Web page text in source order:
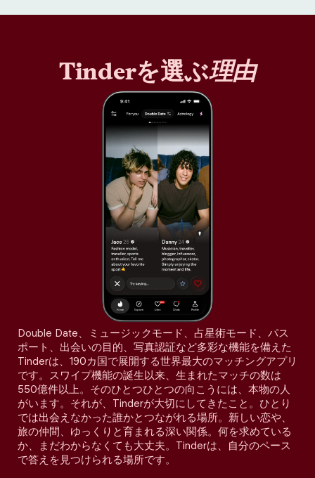
Tinderを選ぶ理由
Double Date、ミュージックモード、占星術モード、パス
ポート、出会いの目的、写真認証など多彩な機能を備えた
Tinderは、190カ国で展開する世界最大のマッチングアプリ
です。スワイプ機能の誕生以来、生まれたマッチの数は
550億件以上。そのひとつひとつの向こうには、本物の人
がいます。それが、Tinderが大切にしてきたこと。ひとり
では出会えなかった誰かとつながれる場所。新しい恋や、
旅の仲間、ゆっくりと育まれる深い関係。何を求めている
か、まだわからなくても大丈夫。Tinderは、自分のペース
で答えを見つけられる場所です。